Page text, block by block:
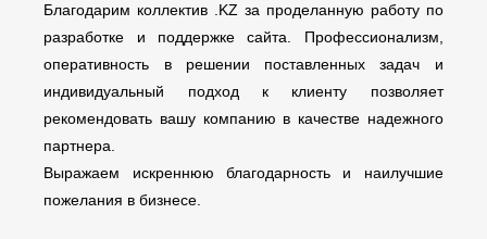
Благодарим коллектив .KZ за проделанную работу по
разработке и поддержке сайта. Профессионализм,
оперативность в решении поставленных задач и
индивидуальный подход к клиенту позволяет
рекомендовать вашу компанию в качестве надежного
партнера.
Выражаем искреннюю благодарность и наилучшие
пожелания в бизнесе.